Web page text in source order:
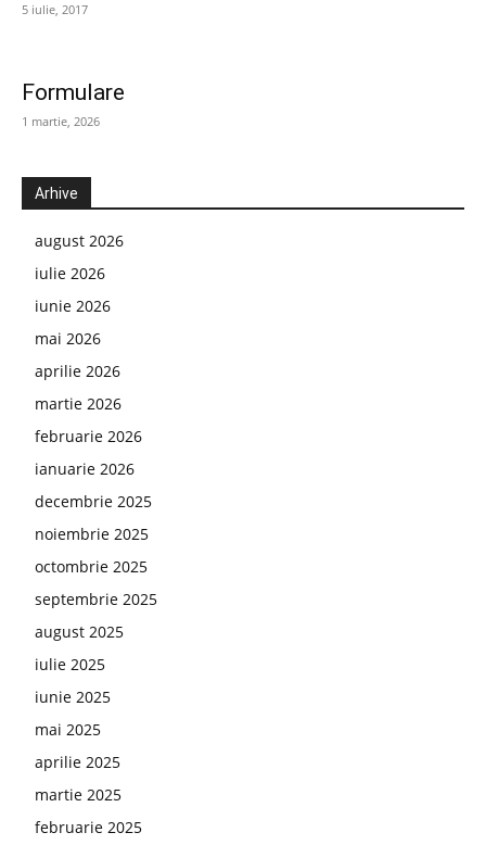
5 iulie, 2017
Formulare
1 martie, 2026
Arhive
august 2026
iulie 2026
iunie 2026
mai 2026
aprilie 2026
martie 2026
februarie 2026
ianuarie 2026
decembrie 2025
noiembrie 2025
octombrie 2025
septembrie 2025
august 2025
iulie 2025
iunie 2025
mai 2025
aprilie 2025
martie 2025
februarie 2025